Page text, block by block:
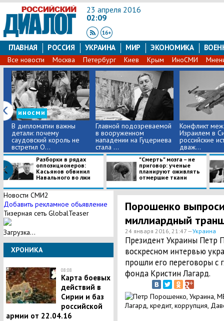
23 апреля 2016
02:09
ГЛАВНАЯ РОССИЯ УКРАИНА МИР ЭКОНОМИКА
Все новости Москва Петербург Киев Крым ИноСМИ
иносми
В дипломатии важны
детали: почему
саудовский король не
встретил О...
Главной подозреваемой
в вооруженном
нападении на Гуцериева
стала ...
Конфликт
Израилем в
российские
дваж...
Разборки в рядах
оппозиционеров:
Касьянов обвинил
Навального во лжи
"Смерть" мозга – не
приговор: ученые
планируют оживлять
отмершие ткани
Новости СМИ2
Добавить рекламное обьявление
Тизерная сеть GlobalTeaser
Загрузка...
ХРОНИКА
08:08
Карта боевых
действий в
Сирии и баз
российской
армии от 22.04.16
Порошенко
миллиардный
24 января 2016, 21:47 —Украина
Президент Украины Петр
воскресном интервью
прошли его переговоры с
фонда Кристин Лагард.